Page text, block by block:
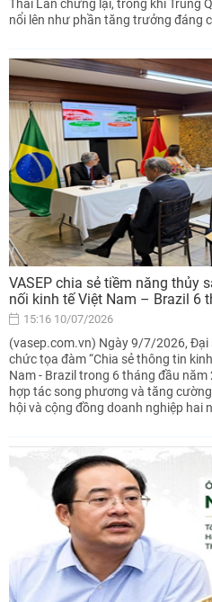
Thái Lan chững lại, trong khi Trung
nổi lên như phần tăng trưởng đáng
VASEP chia sẻ tiềm năng thủy
nối kinh tế Việt Nam – Brazil 6
15:16 10/07/2026
(vasep.com.vn) Ngày 9/7/2026,
chức tọa đàm “Chia sẻ thông tin
Nam - Brazil trong 6 tháng đầu
hợp tác song phương và tăng
hội và cộng đồng doanh nghiệp hai